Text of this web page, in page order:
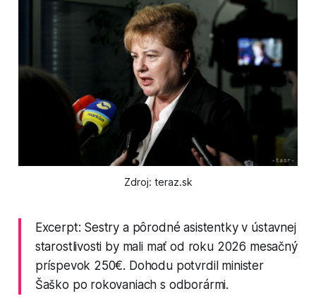
Zdroj: teraz.sk
Excerpt: Sestry a pôrodné asistentky v ústavnej
starostlivosti by mali mať od roku 2026 mesačný
príspevok 250€. Dohodu potvrdil minister
Šaško po rokovaniach s odborármi.